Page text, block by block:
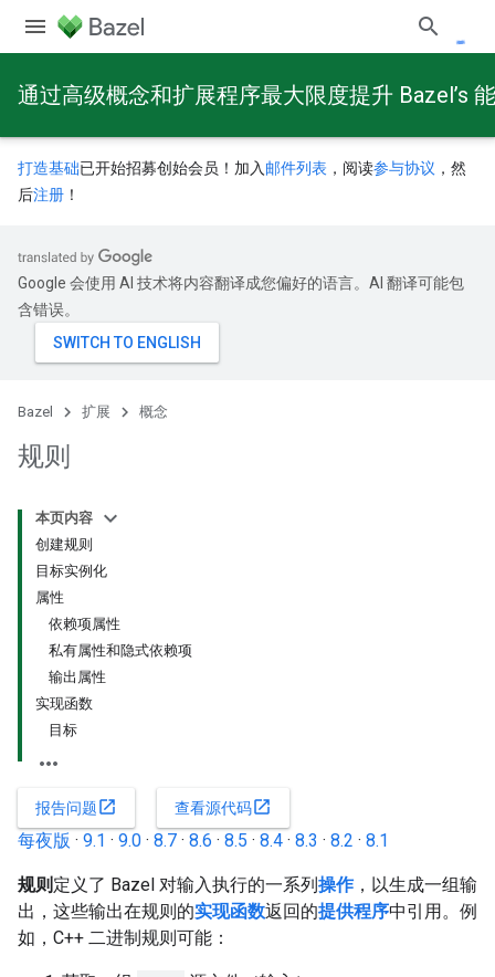
通过高级概念和扩展程序最大限度提升 Bazel’s
打造基础已开始招募创始会员！加入 邮件列表 ，阅读参与协议 ，然
后注册 ！
Google 会使用 AI 技术将内容翻译成您偏好的语言。AI 翻译可能包
含错误。
Bazel 扩展 概念
规则
本页内容
创建规则
目标实例化
属性
依赖项属性
私有属性和隐式依赖项
输出属性
实现函数
目标
报告问题open_in_new 查看源代码open_in_new
每夜版 · 9.1 · 9.0 · 8.7 · 8.6 · 8.5 · 8.4 · 8.3 · 8.2 · 8.1
规则 定义了 Bazel 对输入执行的一系列操作，以生成一组输
出，这些输出在规则的实现函数返回的提供程序中引用。例
如，C++ 二进制规则可能：